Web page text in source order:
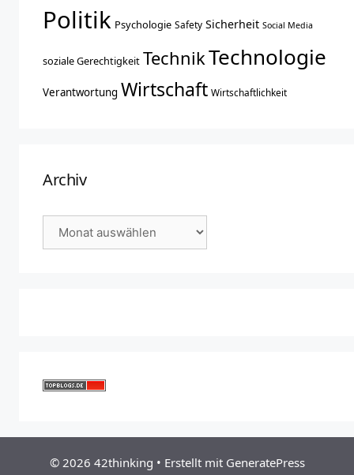
Politik Psychologie Safety Sicherheit Social Media
soziale Gerechtigkeit TechnikTechnologie
Verantwortung Wirtschaft Wirtschaftlichkeit
Archiv
Archiv
© 2026 42thinking • Erstellt mit GeneratePress